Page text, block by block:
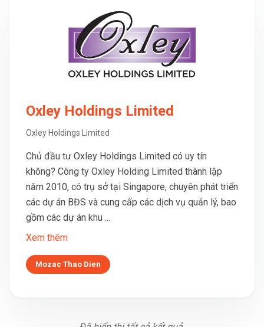
Oxley Holdings Limited
Oxley Holdings Limited
Chủ đầu tư Oxley Holdings Limited có uy tín
không? Công ty Oxley Holding Limited thành lập
năm 2010, có trụ sở tại Singapore, chuyên phát triển
các dự án BĐS và cung cấp các dịch vụ quản lý, bao
gồm các dự án khu ...
Xem thêm
Mozac Thao Dien